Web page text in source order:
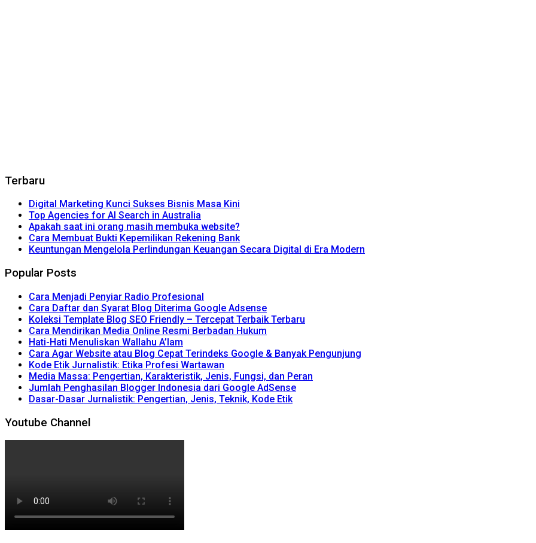
Terbaru
Digital Marketing Kunci Sukses Bisnis Masa Kini
Top Agencies for AI Search in Australia
Apakah saat ini orang masih membuka website?
Cara Membuat Bukti Kepemilikan Rekening Bank
Keuntungan Mengelola Perlindungan Keuangan Secara Digital di Era Modern
Popular Posts
Cara Menjadi Penyiar Radio Profesional
Cara Daftar dan Syarat Blog Diterima Google Adsense
Koleksi Template Blog SEO Friendly – Tercepat Terbaik Terbaru
Cara Mendirikan Media Online Resmi Berbadan Hukum
Hati-Hati Menuliskan Wallahu A’lam
Cara Agar Website atau Blog Cepat Terindeks Google & Banyak Pengunjung
Kode Etik Jurnalistik: Etika Profesi Wartawan
Media Massa: Pengertian, Karakteristik, Jenis, Fungsi, dan Peran
Jumlah Penghasilan Blogger Indonesia dari Google AdSense
Dasar-Dasar Jurnalistik: Pengertian, Jenis, Teknik, Kode Etik
Youtube Channel